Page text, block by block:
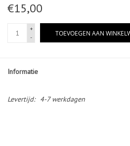
€15,00
+
-
TOEVOEGEN AAN
Informatie
Levertijd: 4-7 werkdagen